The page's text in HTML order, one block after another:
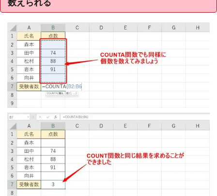
数えられる